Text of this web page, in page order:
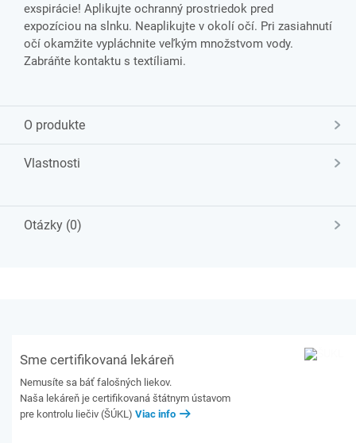
exspirácie! Aplikujte ochranný prostriedok pred
expozíciou na slnku. Neaplikujte v okolí očí. Pri zasiahnutí
očí okamžite vypláchnite veľkým množstvom vody.
Zabráňte kontaktu s textíliami.
O produkte
Vlastnosti
Otázky (0)
Sme certifikovaná lekáreň
Nemusíte sa báť falošných liekov.
Naša lekáreň je certifikovaná štátnym ústavom
pre kontrolu liečiv (ŠÚKL) Viac info